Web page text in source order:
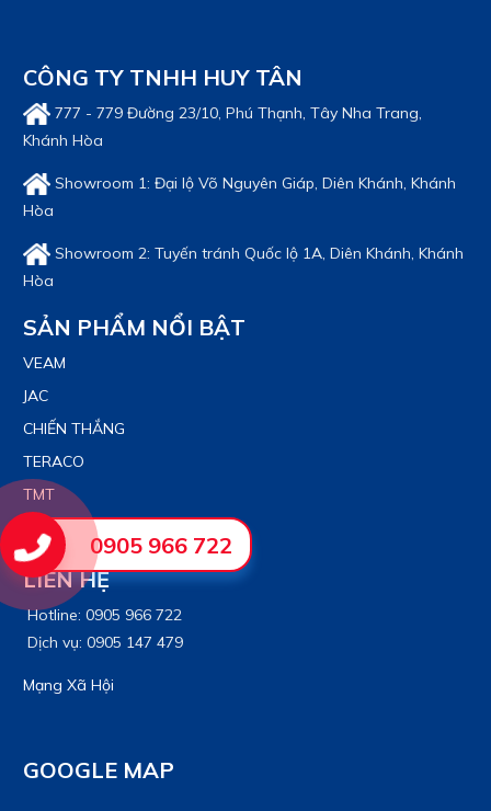
CÔNG TY TNHH HUY TÂN
777 - 779 Đường 23/10, Phú Thạnh, Tây Nha Trang,
Khánh Hòa
Showroom 1: Đại lộ Võ Nguyên Giáp, Diên Khánh, Khánh
Hòa
Showroom 2: Tuyến tránh Quốc lộ 1A, Diên Khánh, Khánh
Hòa
SẢN PHẨM NỔI BẬT
VEAM
JAC
CHIẾN THẮNG
TERACO
TMT
CHENGLONG
LIÊN HỆ
Hotline: 0905 966 722
Dịch vụ: 0905 147 479
Mạng Xã Hội
GOOGLE MAP
0905 966 722